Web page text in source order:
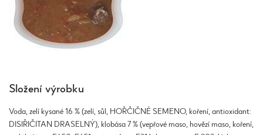
Složení výrobku
Voda, zelí kysané 16 % (zelí, sůl, HOŘČIČNÉ SEMENO, koření, antioxidant:
DISIŘIČITAN DRASELNÝ), klobása 7 % (vepřové maso, hovězí maso, koření,